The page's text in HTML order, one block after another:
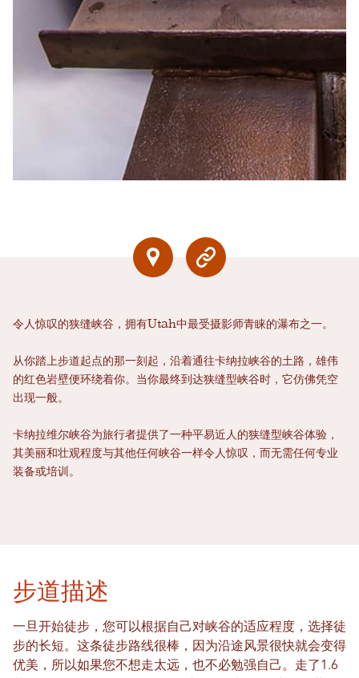
令人惊叹的狭缝峡谷，拥有Utah中最受摄影师青睐的瀑布之一。
从你踏上步道起点的那一刻起，沿着通往卡纳拉峡谷的土路，雄伟
的红色岩壁便环绕着你。当你最终到达狭缝型峡谷时，它仿佛凭空
出现一般。
卡纳拉维尔峡谷为旅行者提供了一种平易近人的狭缝型峡谷体验，
其美丽和壮观程度与其他任何峡谷一样令人惊叹，而无需任何专业
装备或培训。
步道描述
一旦开始徒步，您可以根据自己对峡谷的适应程度，选择徒
步的长短。这条徒步路线很棒，因为沿途风景很快就会变得
优美，所以如果您不想走太远，也不必勉强自己。走了1.6